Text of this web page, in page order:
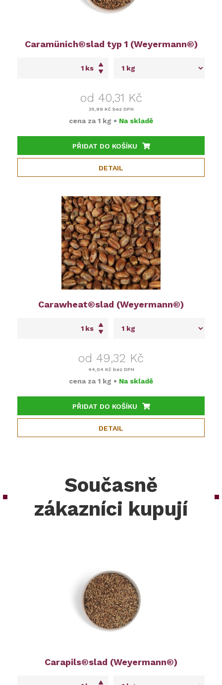
Caramünich®slad typ 1 (Weyermann®)
ks
od 40,31 Kč
35,99 Kč bez DPH
cena za 1 kg • Na skladě
PŘIDAT DO KOŠÍKU
DETAIL
Carawheat®slad (Weyermann®)
ks
od 49,32 Kč
44,04 Kč bez DPH
cena za 1 kg • Na skladě
PŘIDAT DO KOŠÍKU
DETAIL
Současně
zákazníci kupují
Carapils®slad (Weyermann®)